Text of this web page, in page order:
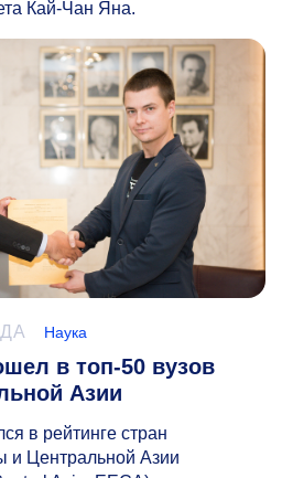
Кай-Чан Яна.
Наука
в топ-50 вузов
Азии
в рейтинге стран
и Центральной Азии